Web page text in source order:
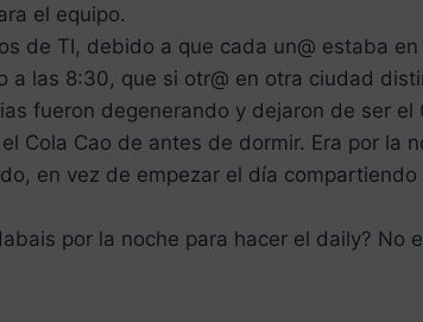
el equipo.
de TI, debido a que cada un@ estaba
a las 8:30, que si otr@ en otra ciudad
fueron degenerando y dejaron de ser el
Cola Cao de antes de dormir. Era por la
en vez de empezar el día compartiendo
por la noche para hacer el daily? No